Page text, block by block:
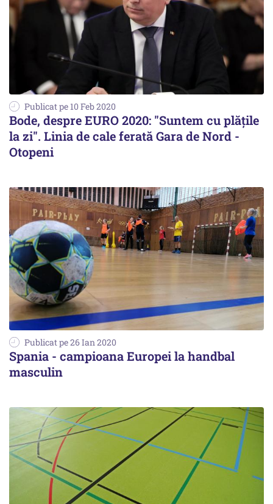
Publicat pe 10 Feb 2020
Bode, despre EURO 2020: "Suntem cu plăţile
la zi". Linia de cale ferată Gara de Nord -
Otopeni
Publicat pe 26 Ian 2020
Spania - campioana Europei la handbal
masculin